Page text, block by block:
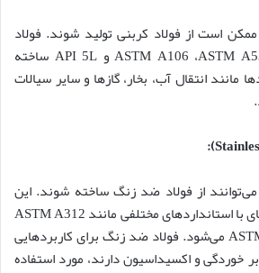
است از فولاد کربنی تولید شوند. فولاد
کربنی معمولاً از جنس ASTM A106 ،ASTM A53 و API 5L ساخته
مانند انتقال آب، بخار، گازها و سایر سیالات
از فولاد ضد زنگ ساخته شوند. این
جنس فولاد شامل فولادهای با استانداردهای مختلفی مانند ASTM A312
،ASTM A358 و ASTM A790 می‌شود. فولاد ضد زنگ برای کاربردهایی
خوردگی و اکسیداسیون دارند، مورد استفاده